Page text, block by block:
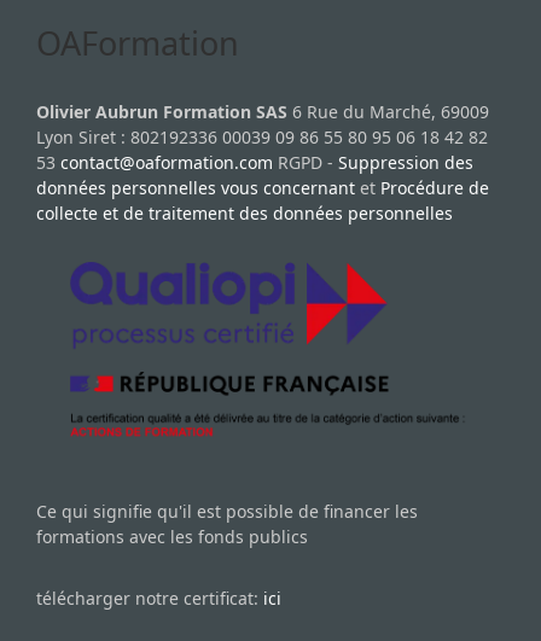
OAFormation
Olivier Aubrun Formation SAS 6 Rue du Marché, 69009
Lyon Siret : 802192336 00039 09 86 55 80 95 06 18 42 82
53 contact@oaformation.com RGPD - Suppression des
données personnelles vous concernant et Procédure de
collecte et de traitement des données personnelles
Ce qui signifie qu'il est possible de financer les
formations avec les fonds publics
télécharger notre certificat: ici